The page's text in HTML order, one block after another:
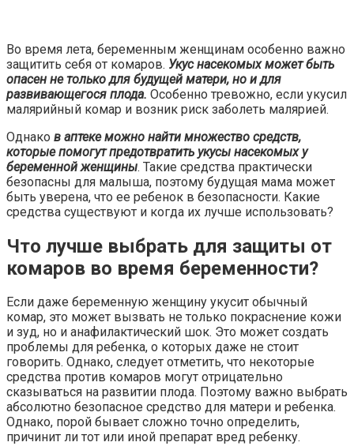
Во время лета, беременным женщинам особенно важно
защитить себя от комаров. Укус насекомых может быть
опасен не только для будущей матери, но и для
развивающегося плода. Особенно тревожно, если укусил
малярийный комар и возник риск заболеть малярией.
Однако в аптеке можно найти множество средств,
которые помогут предотвратить укусы насекомых у
беременной женщины. Такие средства практически
безопасны для малыша, поэтому будущая мама может
быть уверена, что ее ребенок в безопасности. Какие
средства существуют и когда их лучше использовать?
Что лучше выбрать для защиты от
комаров во время беременности?
Если даже беременную женщину укусит обычный
комар, это может вызвать не только покраснение кожи
и зуд, но и анафилактический шок. Это может создать
проблемы для ребенка, о которых даже не стоит
говорить. Однако, следует отметить, что некоторые
средства против комаров могут отрицательно
сказываться на развитии плода. Поэтому важно выбрать
абсолютно безопасное средство для матери и ребенка.
Однако, порой бывает сложно точно определить,
причинит ли тот или иной препарат вред ребенку.